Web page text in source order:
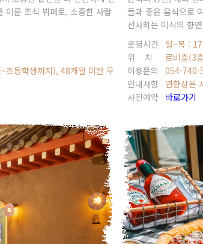
이룬 조식 뷔페로, 소중한 사람
등학생까지), 48개월 미만 무
들과 좋은 음식으로
선사하는 미식의 향
운영시간 일~목 :
위 치
로비층(3
이용문의
054-740-
안내사항
연향상은
사전예약
바로가기